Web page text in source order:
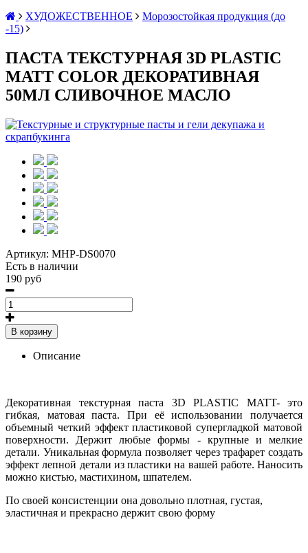
ХУДОЖЕСТВЕННОЕ
Морозостойкая продукция (до
-15)
ПАСТА ТЕКСТУРНАЯ 3D PLASTIC
MATT COLOR ДЕКОРАТИВНАЯ
50МЛ СЛИВОЧНОЕ МАСЛО
Артикул: MHP-DS0070
Есть в наличии
190 руб
В корзину
Описание
Декоративная текстурная паста 3D PLASTIC MATT- это
гибкая, матовая паста. При её использовании получается
объемный четкий эффект пластиковой супергладкой матовой
поверхности. Держит любые формы - крупные и мелкие
детали. Уникальная формула позволяет через трафарет создать
эффект лепной детали из пластики на вашей работе. Наносить
можно кистью, мастихином, шпателем.
По своей консистенции она довольно плотная, густая,
эластичная и прекрасно держит свою форму